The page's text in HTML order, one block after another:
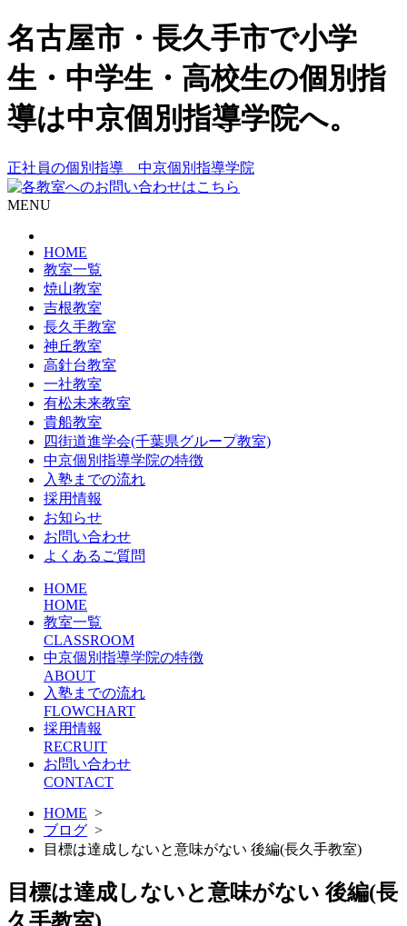
名古屋市・長久手市で小学
生・中学生・高校生の個別指
導は中京個別指導学院へ。
正社員の個別指導 中京個別指導学院
MENU
HOME
教室一覧
焼山教室
吉根教室
長久手教室
神丘教室
高針台教室
一社教室
有松未来教室
貴船教室
四街道進学会(千葉県グループ教室)
中京個別指導学院の特徴
入塾までの流れ
採用情報
お知らせ
お問い合わせ
よくあるご質問
HOME
HOME
教室一覧
CLASSROOM
中京個別指導学院の特徴
ABOUT
入塾までの流れ
FLOWCHART
採用情報
RECRUIT
お問い合わせ
CONTACT
HOME >
ブログ >
目標は達成しないと意味がない 後編(長久手教室)
目標は達成しないと意味がない 後編(長
久手教室)